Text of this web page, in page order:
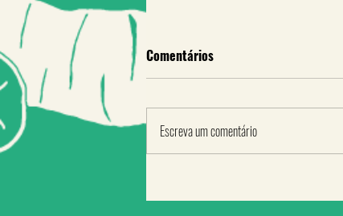
tem fome de quê?
Comentários
Escreva um comentário